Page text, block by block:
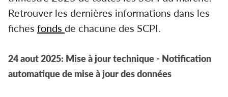
Retrouver les dernières informations dans les
fiches fonds de chacune des SCPI.
24 aout 2025: Mise à jour technique - Notification
automatique de mise à jour des données